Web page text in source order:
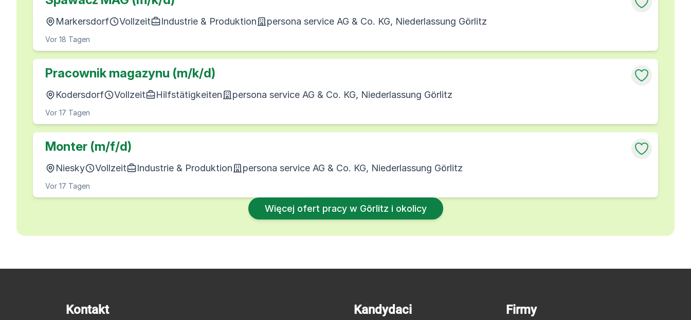
Markersdorf Vollzeit Industrie & Produktion persona service AG & Co. KG, Niederlassung Görlitz
Vor 18 Tagen
Pracownik magazynu (m/k/d)
Kodersdorf Vollzeit Hilfstätigkeiten persona service AG & Co. KG, Niederlassung Görlitz
Vor 17 Tagen
Monter (m/f/d)
Niesky Vollzeit Industrie & Produktion persona service AG & Co. KG, Niederlassung Görlitz
Vor 17 Tagen
Więcej ofert pracy w Görlitz i okolicy
Kontakt
Kandydaci Firmy